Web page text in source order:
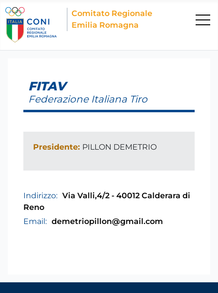
Comitato Regionale
Emilia Romagna
FITAV
Federazione Italiana Tiro
Presidente: PILLON DEMETRIO
Indirizzo: Via Valli,4/2 - 40012 Calderara di
Reno
Email: demetriopillon@gmail.com